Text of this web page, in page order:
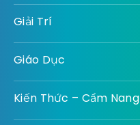
Giải Trí
Giáo Dục
Kiến Thức – Cẩm Nang